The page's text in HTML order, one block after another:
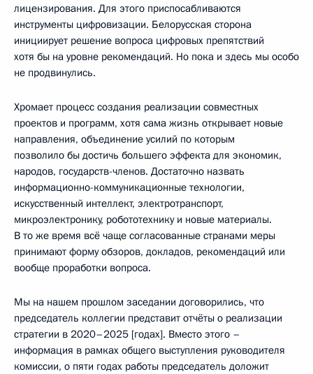
лицензирования. Для этого приспосабливаются
инструменты цифровизации. Белорусская сторона
инициирует решение вопроса цифровых препятствий
хотя бы на уровне рекомендаций. Но пока и здесь мы особо
не продвинулись.
Хромает процесс создания реализации совместных
проектов и программ, хотя сама жизнь открывает новые
направления, объединение усилий по которым
позволило бы достичь большего эффекта для экономик,
народов, государств-членов. Достаточно назвать
информационно-коммуникационные технологии,
искусственный интеллект, электротранспорт,
микроэлектронику, робототехнику и новые материалы.
В то же время всё чаще согласованные странами меры
принимают форму обзоров, докладов, рекомендаций или
вообще проработки вопроса.
Мы на нашем прошлом заседании договорились, что
председатель коллегии представит отчёты о реализации
стратегии в 2020–2025 [годах]. Вместо этого –
информация в рамках общего выступления руководителя
комиссии, о пяти годах работы председатель доложит